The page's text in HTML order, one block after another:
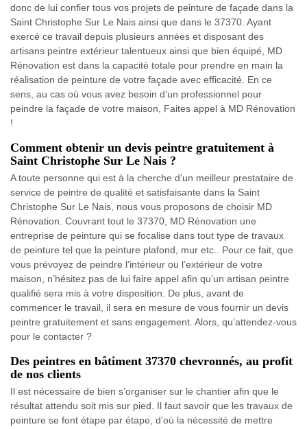
donc de lui confier tous vos projets de peinture de façade dans la
Saint Christophe Sur Le Nais ainsi que dans le 37370. Ayant
exercé ce travail depuis plusieurs années et disposant des
artisans peintre extérieur talentueux ainsi que bien équipé, MD
Rénovation est dans la capacité totale pour prendre en main la
réalisation de peinture de votre façade avec efficacité. En ce
sens, au cas où vous avez besoin d’un professionnel pour
peindre la façade de votre maison, Faites appel à MD Rénovation
!
Comment obtenir un devis peintre gratuitement à
Saint Christophe Sur Le Nais ?
A toute personne qui est à la cherche d’un meilleur prestataire de
service de peintre de qualité et satisfaisante dans la Saint
Christophe Sur Le Nais, nous vous proposons de choisir MD
Rénovation. Couvrant tout le 37370, MD Rénovation une
entreprise de peinture qui se focalise dans tout type de travaux
de peinture tel que la peinture plafond, mur etc.. Pour ce fait, que
vous prévoyez de peindre l’intérieur ou l’extérieur de votre
maison, n’hésitez pas de lui faire appel afin qu’un artisan peintre
qualifié sera mis à votre disposition. De plus, avant de
commencer le travail, il sera en mesure de vous fournir un devis
peintre gratuitement et sans engagement. Alors, qu’attendez-vous
pour le contacter ?
Des peintres en bâtiment 37370 chevronnés, au profit
de nos clients
Il est nécessaire de bien s’organiser sur le chantier afin que le
résultat attendu soit mis sur pied. Il faut savoir que les travaux de
peinture se font étape par étape, d’où la nécessité de mettre